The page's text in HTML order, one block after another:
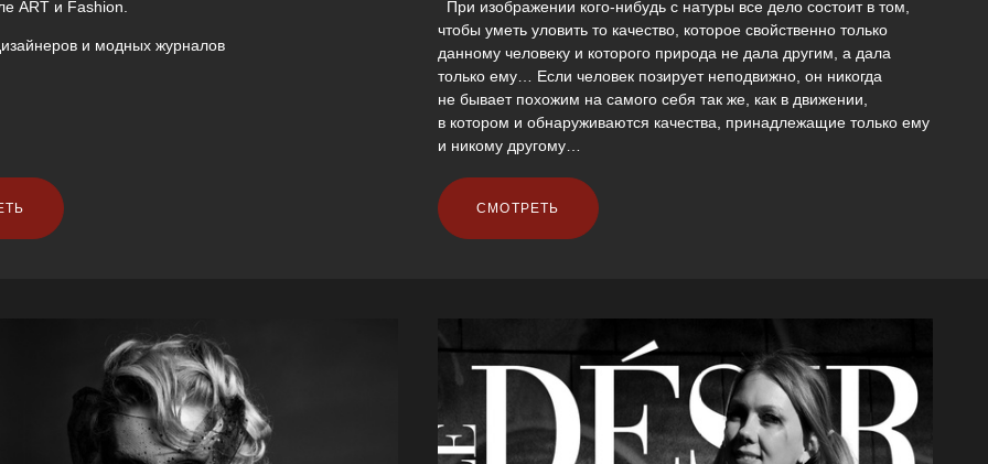
ART и Fashion.
и модных журналов
При изображении кого-нибудь с натуры все дело состоит в том,
чтобы уметь уловить то качество, которое свойственно только
данному человеку и которого природа не дала другим, а дала
только ему… Если человек позирует неподвижно, он никогда
не бывает похожим на самого себя так же, как в движении,
в котором и обнаруживаются качества, принадлежащие только ему
и никому другому…
СМОТРЕТЬ